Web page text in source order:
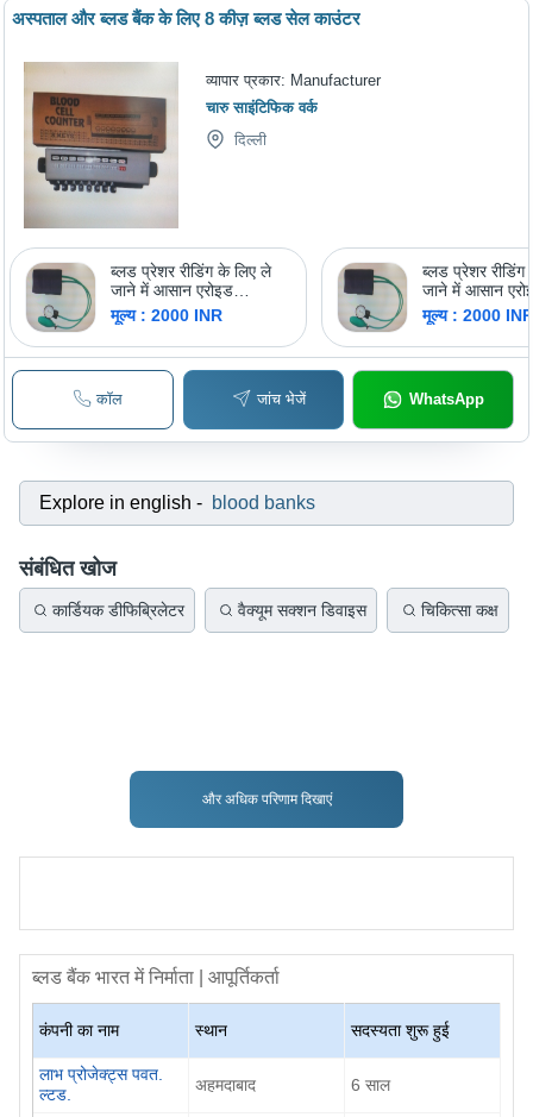
अस्पताल और ब्लड बैंक के लिए 8 कीज़ ब्लड सेल काउंटर
व्यापार प्रकार: Manufacturer
चारु साइंटिफिक वर्क
दिल्ली
ब्लड प्रेशर रीडिंग के लिए ले
जाने में आसान एरोइड
स्फिग्मोमैनोमीटर
मूल्य : 2000 INR
ब्लड प्रेशर
जाने में आसान
स्फिग्मोमैनोमीटर
मूल्य : 2000
कॉल जांच भेजें WhatsApp
Explore in english - blood banks
संबंधित खोज
कार्डियक डीफिब्रिलेटर वैक्यूम सक्शन डिवाइस चिकित्सा कक्ष
और अधिक परिणाम दिखाएं
ब्लड बैंक भारत में निर्माता | आपूर्तिकर्ता
कंपनी का नाम स्थान सदस्यता शुरू हुई
लाभ प्रोजेक्ट्स पवत.
ल्टड.
अहमदाबाद 6 साल